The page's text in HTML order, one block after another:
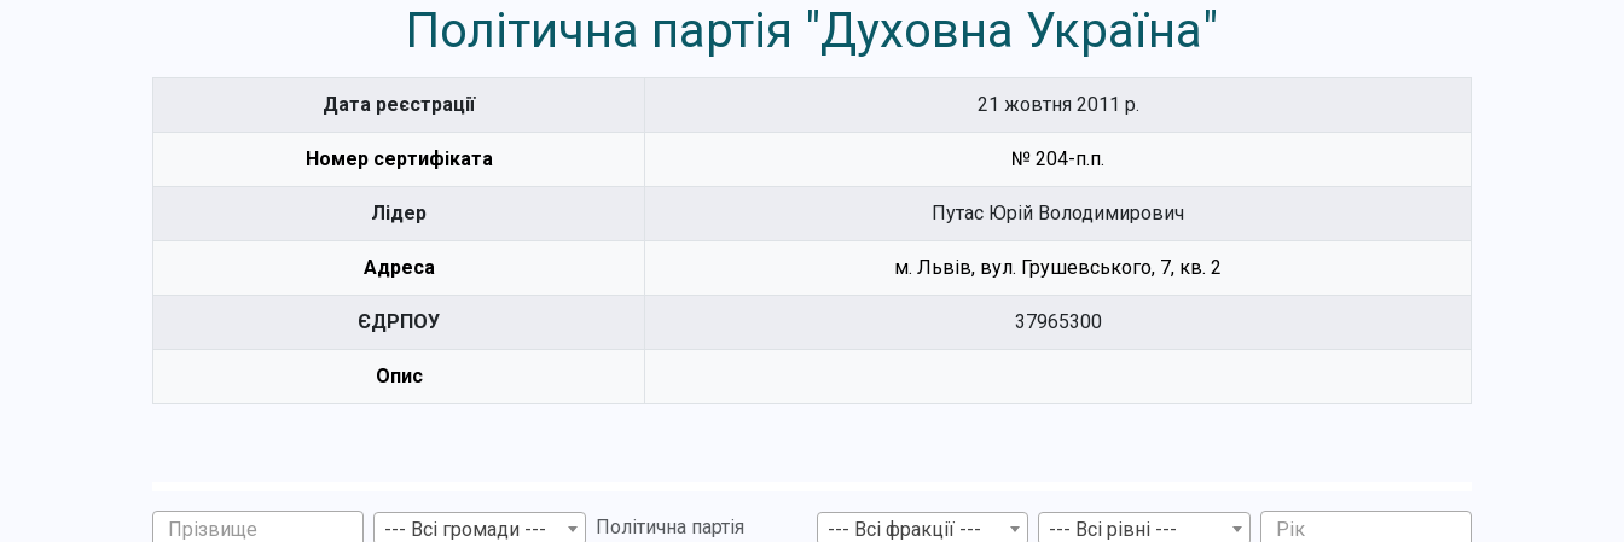
Політична партія "Духовна Україна"
Дата реєстрації 21 жовтня 2011 р.
Номер сертифіката № 204-п.п.
Лідер Путас Юрій Володимирович
Адреса м. Львів, вул. Грушевського, 7, кв. 2
ЄДРПОУ 37965300
Опис
--- Всі громади ---
Політична партія
--- Всі фракції --- --- Всі рівні ---